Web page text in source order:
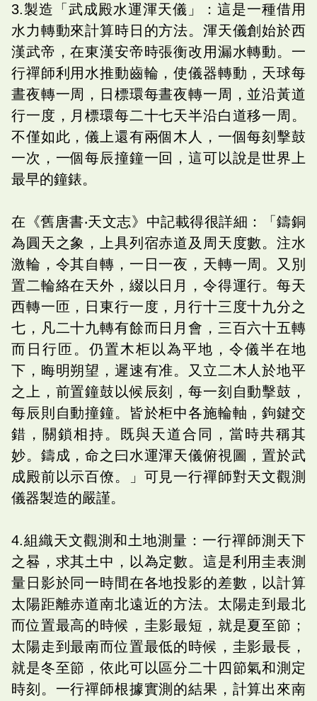
3.製造「武成殿水運渾天儀」：這是一種借用
水力轉動來計算時日的方法。渾天儀創始於西
漢武帝，在東漢安帝時張衡改用漏水轉動。一
行禪師利用水推動齒輪，使儀器轉動，天球每
晝夜轉一周，日標環每晝夜轉一周，並沿黃道
行一度，月標環每二十七天半沿白道移一周。
不僅如此，儀上還有兩個木人，一個每刻擊鼓
一次，一個每辰撞鐘一回，這可以說是世界上
最早的鐘錶。
在《舊唐書‧天文志》中記載得很詳細：「鑄銅
為圓天之象，上具列宿赤道及周天度數。注水
激輪，令其自轉，一日一夜，天轉一周。又別
置二輪絡在天外，綴以日月，令得運行。每天
西轉一匝，日東行一度，月行十三度十九分之
七，凡二十九轉有餘而日月會，三百六十五轉
而日行匝。仍置木柜以為平地，令儀半在地
下，晦明朔望，遲速有准。又立二木人於地平
之上，前置鐘鼓以候辰刻，每一刻自動擊鼓，
每辰則自動撞鐘。皆於柜中各施輪軸，鉤鍵交
錯，關鎖相持。既與天道合同，當時共稱其
妙。鑄成，命之曰水運渾天儀俯視圖，置於武
成殿前以示百僚。」可見一行禪師對天文觀測
儀器製造的嚴謹。
4.組織天文觀測和土地測量：一行禪師測天下
之晷，求其土中，以為定數。這是利用圭表測
量日影於同一時間在各地投影的差數，以計算
太陽距離赤道南北遠近的方法。太陽走到最北
而位置最高的時候，圭影最短，就是夏至節；
太陽走到最南而位置最低的時候，圭影最長，
就是冬至節，依此可以區分二十四節氣和測定
時刻。一行禪師根據實測的結果，計算出來南